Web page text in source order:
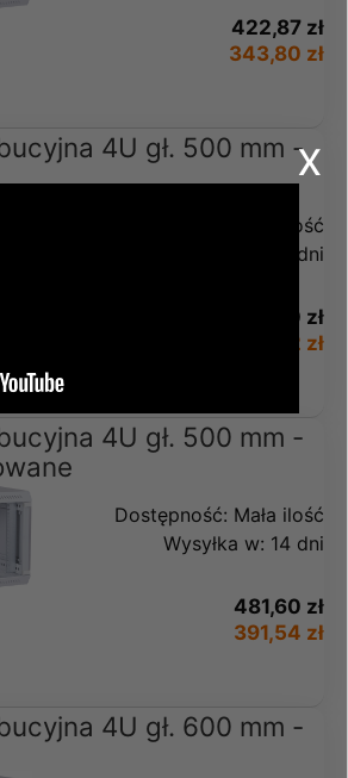
422,87 zł
343,80 zł
4U gł. 500 mm -
Mała ilość
14 dni
441,10 zł
358,62 zł
4U gł. 500 mm -
Dostępność: Mała ilość
Wysyłka w: 14 dni
481,60 zł
391,54 zł
4U gł. 600 mm -
x